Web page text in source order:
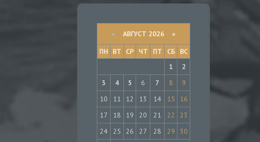
« АВГУСТ 2026 »
ПН
ВТ СР ЧТ ПТ СБ
ВС
1
2
3
4 5 6 7 8
9
10
11 12 13 14 15
16
17
18 19 20 21 22
23
24
25 26 27 28 29
30